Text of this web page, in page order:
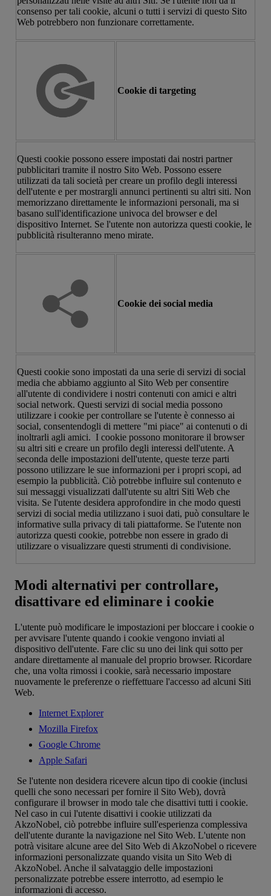
consenso per tali cookie, alcuni o tutti i servizi di questo Sito
Web potrebbero non funzionare correttamente.
Cookie di targeting
Questi cookie possono essere impostati dai nostri partner
pubblicitari tramite il nostro Sito Web. Possono essere
utilizzati da tali società per creare un profilo degli interessi
dell'utente e per mostrargli annunci pertinenti su altri siti. Non
memorizzano direttamente le informazioni personali, ma si
basano sull'identificazione univoca del browser e del
dispositivo Internet. Se l'utente non autorizza questi cookie, le
pubblicità risulteranno meno mirate.
Cookie dei social media
Questi cookie sono impostati da una serie di servizi di social
media che abbiamo aggiunto al Sito Web per consentire
all'utente di condividere i nostri contenuti con amici e altri
social network. Questi servizi di social media possono
utilizzare i cookie per controllare se l'utente è connesso ai
social, consentendogli di mettere "mi piace" ai contenuti o di
inoltrarli agli amici. I cookie possono monitorare il browser
su altri siti e creare un profilo degli interessi dell'utente. A
seconda delle impostazioni dell'utente, queste terze parti
possono utilizzare le sue informazioni per i propri scopi, ad
esempio la pubblicità. Ciò potrebbe influire sul contenuto e
sui messaggi visualizzati dall'utente su altri Siti Web che
visita. Se l'utente desidera approfondire in che modo questi
servizi di social media utilizzano i suoi dati, può consultare le
informative sulla privacy di tali piattaforme. Se l'utente non
autorizza questi cookie, potrebbe non essere in grado di
utilizzare o visualizzare questi strumenti di condivisione.
Modi alternativi per controllare,
disattivare ed eliminare i cookie
L'utente può modificare le impostazioni per bloccare i cookie o
per avvisare l'utente quando i cookie vengono inviati al
dispositivo dell'utente. Fare clic su uno dei link qui sotto per
andare direttamente al manuale del proprio browser. Ricordare
che, una volta rimossi i cookie, sarà necessario impostare
nuovamente le preferenze o rieffettuare l'accesso ad alcuni Siti
Web.
Internet Explorer
Mozilla Firefox
Google Chrome
Apple Safari
Se l'utente non desidera ricevere alcun tipo di cookie (inclusi
quelli che sono necessari per fornire il Sito Web), dovrà
configurare il browser in modo tale che disattivi tutti i cookie.
Nel caso in cui l'utente disattivi i cookie utilizzati da
AkzoNobel, ciò potrebbe influire sull'esperienza complessiva
dell'utente durante la navigazione nel Sito Web. L'utente non
potrà visitare alcune aree del Sito Web di AkzoNobel o ricevere
informazioni personalizzate quando visita un Sito Web di
AkzoNobel. Anche il salvataggio delle impostazioni
personalizzate potrebbe essere interrotto, ad esempio le
informazioni di accesso.